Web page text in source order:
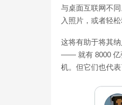
与桌面互联网不
入照片，或者轻
这将有助于将其
—— 就有 8000 亿
机。但它们也代